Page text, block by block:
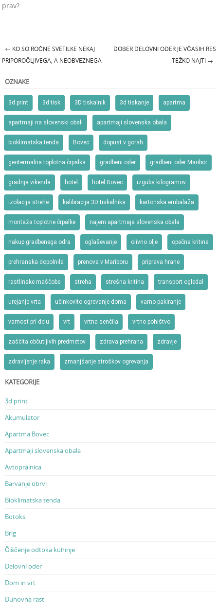
prav?
Post navigation
← KO SO ROČNE SVETILKE NEKAJ
PRIPOROČLJIVEGA, A NEOBVEZNEGA
DOBER DELOVNI ODER JE VČASIH RES
TEŽKO NAJTI →
OZNAKE
3d print 3d tisk 3D tiskalnik 3d tiskanje apartma
apartmaji na slovenski obali apartmaji slovenska obala
bioklimatska tenda Bovec dopust v gorah
geotermalna toplotna črpalka gradbeni oder gradbeni oder Maribor
gradnja vikenda hotel hotel Bovec izguba kilogramov
izolacija strehe kalibracija 3D tiskalnika kartonska embalaža
montaža toplotne črpalke najem apartmaja slovenska obala
nakup gradbenega odra oglaševanje olivno olje opečna kritina
prehranska dopolnila prenova v Mariboru priprava hrane
rastlinske maščobe streha strešna kritina transport ogledal
urejanje vrta učinkovito ogrevanje doma varno pakiranje
varnost pri delu vrt vrtna senčila vrtno pohištvo
zaščita občutljivih predmetov zdrava prehrana zdravje
zdravljenje raka zmanjšanje stroškov ogrevanja
KATEGORIJE
3d print
Akumulator
Apartma Bovec
Apartmaji slovenska obala
Avtopralnica
Barvanje obrvi
Bioklimatska tenda
Botoks
Brig
Čiščenje odtoka kuhinje
Delovni oder
Dom in vrt
Duhovna rast